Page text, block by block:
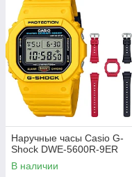
Наручные часы Casio G-
Shock DWE-5600R-9ER
В наличии